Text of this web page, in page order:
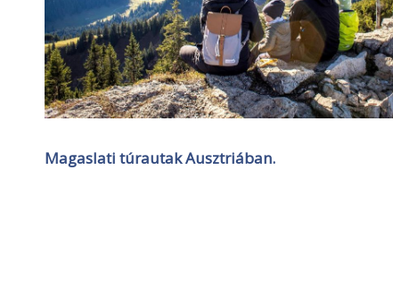
Magaslati túrautak Ausztriában.